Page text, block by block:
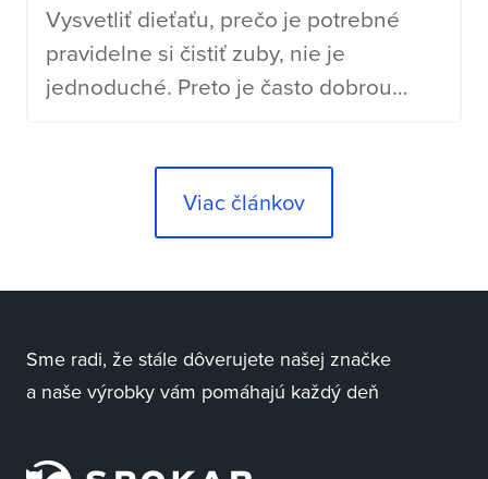
Vysvetliť dieťaťu, prečo je potrebné
pravidelne si čistiť zuby, nie je
jednoduché. Preto je často dobrou
Viac článkov
Sme radi, že stále dôverujete našej značke
a naše výrobky vám pomáhajú každý deň